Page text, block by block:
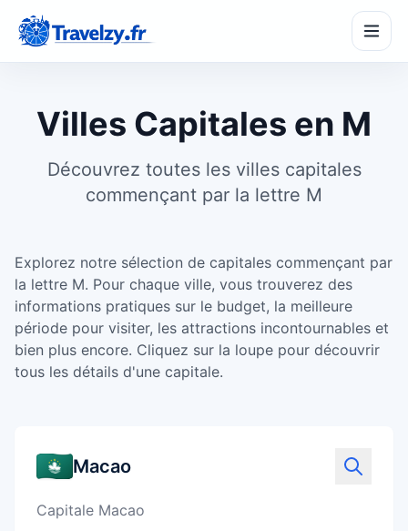
SeasonPass
🗺️ TripMaker
Créer un itinéraire
€ BudgetZy
Estimer son budget
✓ PackZy
Villes Capitales en M
Découvrez toutes les villes capitales
commençant par la lettre M
Explorez notre sélection de capitales commençant par
la lettre M. Pour chaque ville, vous trouverez des
informations pratiques sur le budget, la meilleure
période pour visiter, les attractions incontournables et
bien plus encore. Cliquez sur la loupe pour découvrir
tous les détails d'une capitale.
Macao
Capitale Macao